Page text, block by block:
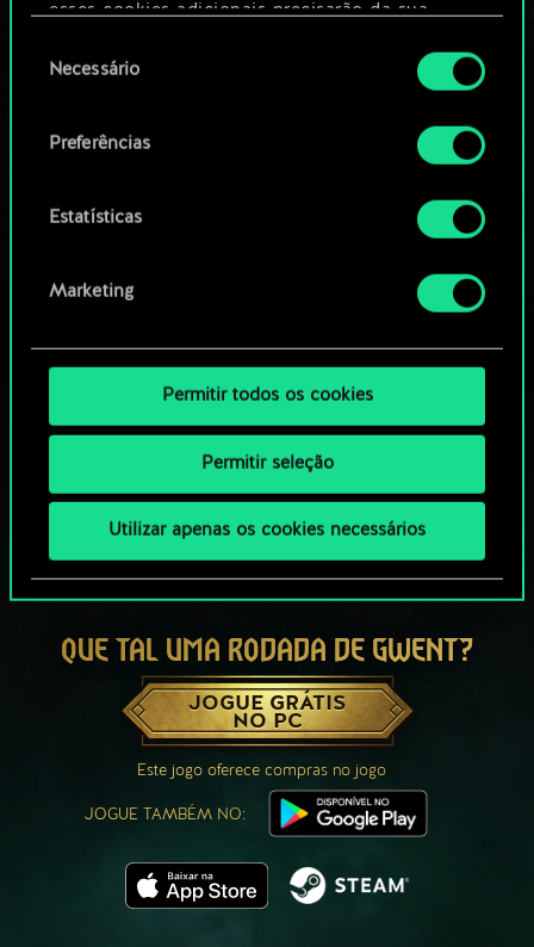
esses cookies adicionais precisarão da sua
Você encontrará todos os detalhes sobre o uso
de cookies e poderá ajustar as suas preferências
no menu "Configurações" abaixo.
deNecessário
Preferências
Estatísticas
Marketing
Permitir todos os cookies
Permitir seleção
Utilizar apenas os cookies necessários
Navegue pelos baralhos da
QUE TAL UMA RODADA DE GWENT?
JOGUE GRÁTIS
NO PC
Este jogo oferece compras no jogo
JOGUE TAMBÉM NO: